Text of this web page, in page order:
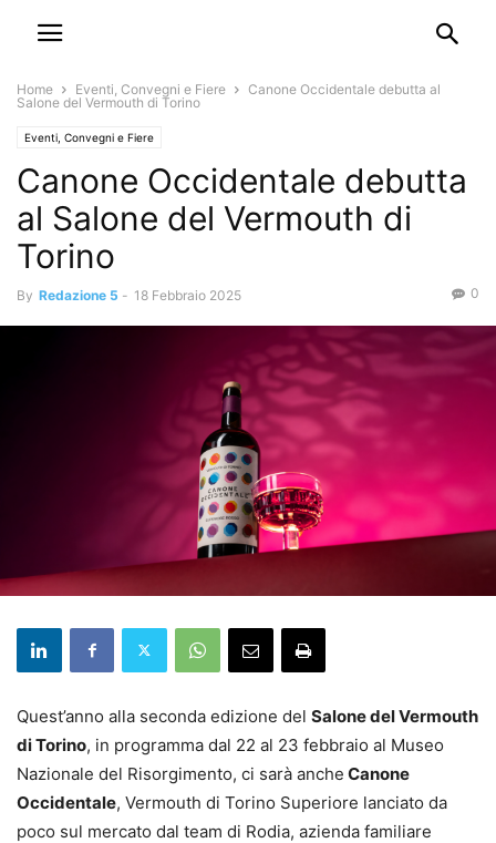
Home Eventi, Convegni e Fiere
Canone Occidentale debutta al
Salone del Vermouth di Torino
Eventi, Convegni e Fiere
Canone Occidentale debutta
al Salone del Vermouth di
Torino
By Redazione 5 - 18 Febbraio 2025 0
Quest’anno alla seconda edizione del Salone del Vermouth
di Torino, in programma dal 22 al 23 febbraio al Museo
Nazionale del Risorgimento, ci sarà anche Canone
Occidentale, Vermouth di Torino Superiore lanciato da
poco sul mercato dal team di Rodia, azienda familiare